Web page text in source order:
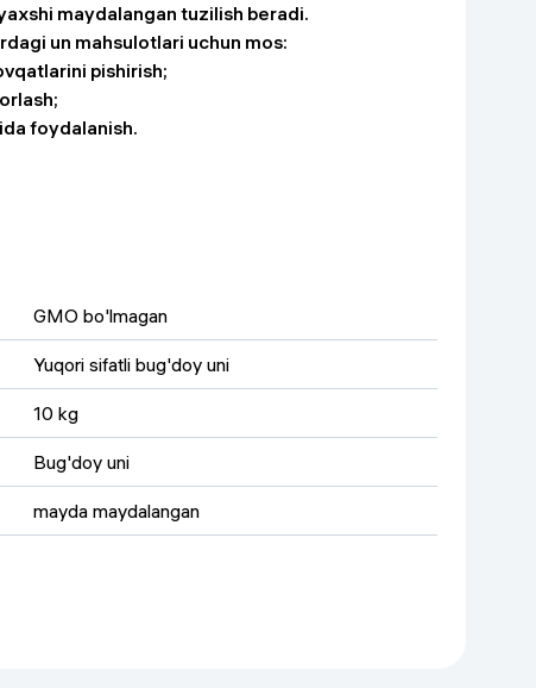
maydalangan tuzilish beradi.
un mahsulotlari uchun mos:
pishirish;
foydalanish.
GMO bo'lmagan
Yuqori sifatli bug'doy uni
10 kg
Bug'doy uni
mayda maydalangan